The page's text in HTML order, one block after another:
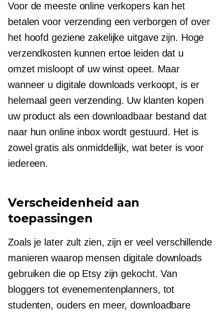
Voor de meeste online verkopers kan het
betalen voor verzending een verborgen of over
het hoofd geziene zakelijke uitgave zijn. Hoge
verzendkosten kunnen ertoe leiden dat u
omzet misloopt of uw winst opeet. Maar
wanneer u digitale downloads verkoopt, is er
helemaal geen verzending. Uw klanten kopen
uw product als een downloadbaar bestand dat
naar hun online inbox wordt gestuurd. Het is
zowel gratis als onmiddellijk, wat beter is voor
iedereen.
Verscheidenheid aan
toepassingen
Zoals je later zult zien, zijn er veel verschillende
manieren waarop mensen digitale downloads
gebruiken die op Etsy zijn gekocht. Van
bloggers tot evenementenplanners, tot
studenten, ouders en meer, downloadbare